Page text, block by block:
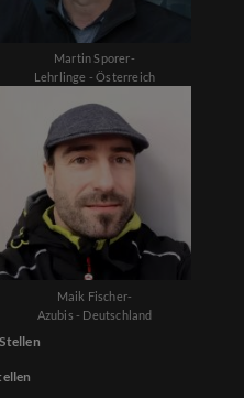
Martin Sporer-
Lehrlinge - Österreich
Maik Fischer-
Azubis - Deutschland